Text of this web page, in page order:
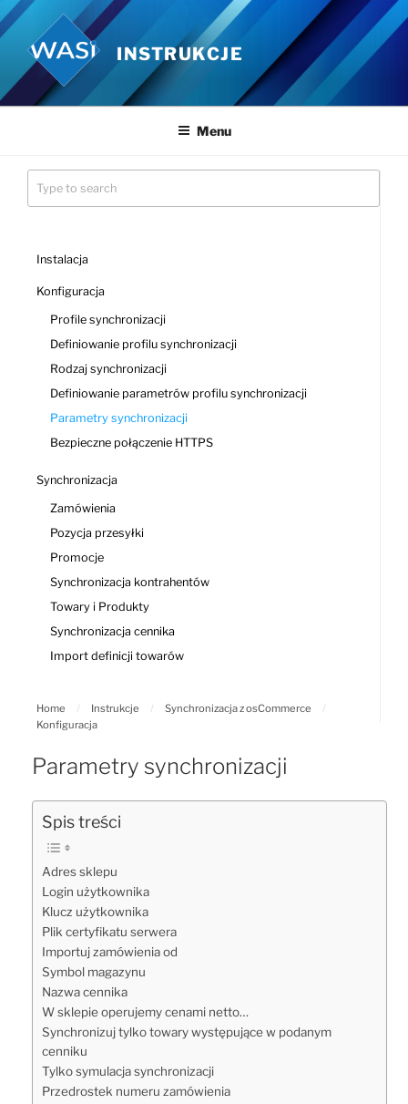
Przejdź
do
treści
INSTRUKCJE
Menu
Instalacja
Konfiguracja
Profile synchronizacji
Definiowanie profilu synchronizacji
Rodzaj synchronizacji
Definiowanie parametrów profilu synchronizacji
Parametry synchronizacji
Bezpieczne połączenie HTTPS
Synchronizacja
Zamówienia
Pozycja przesyłki
Promocje
Synchronizacja kontrahentów
Towary i Produkty
Synchronizacja cennika
Import definicji towarów
Home / Instrukcje / Synchronizacja z osCommerce
/
Konfiguracja
Parametry synchronizacji
Spis treści
Adres sklepu
Login użytkownika
Klucz użytkownika
Plik certyfikatu serwera
Importuj zamówienia od
Symbol magazynu
Nazwa cennika
W sklepie operujemy cenami netto…
Synchronizuj tylko towary występujące w podanym
cenniku
Tylko symulacja synchronizacji
Przedrostek numeru zamówienia